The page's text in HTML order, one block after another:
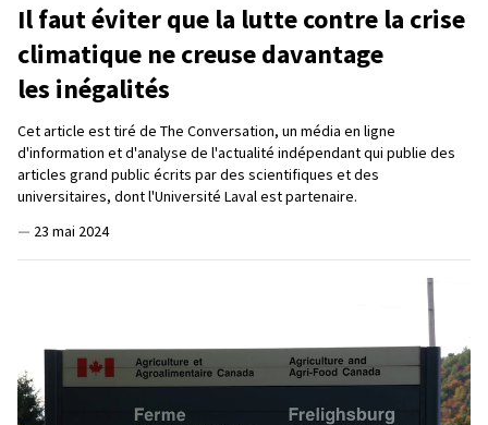
Il faut éviter que la lutte contre la crise
climatique ne creuse davantage
les inégalités
Cet article est tiré de The Conversation, un média en ligne
d'information et d'analyse de l'actualité indépendant qui publie des
articles grand public écrits par des scientifiques et des
universitaires, dont l'Université Laval est partenaire.
— 23 mai 2024